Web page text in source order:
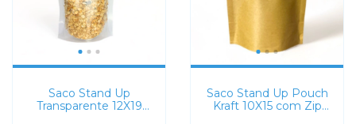
Saco Stand Up
Transparente 12X19
Saco Stand Up Pouch
Kraft 10X15 com Zip